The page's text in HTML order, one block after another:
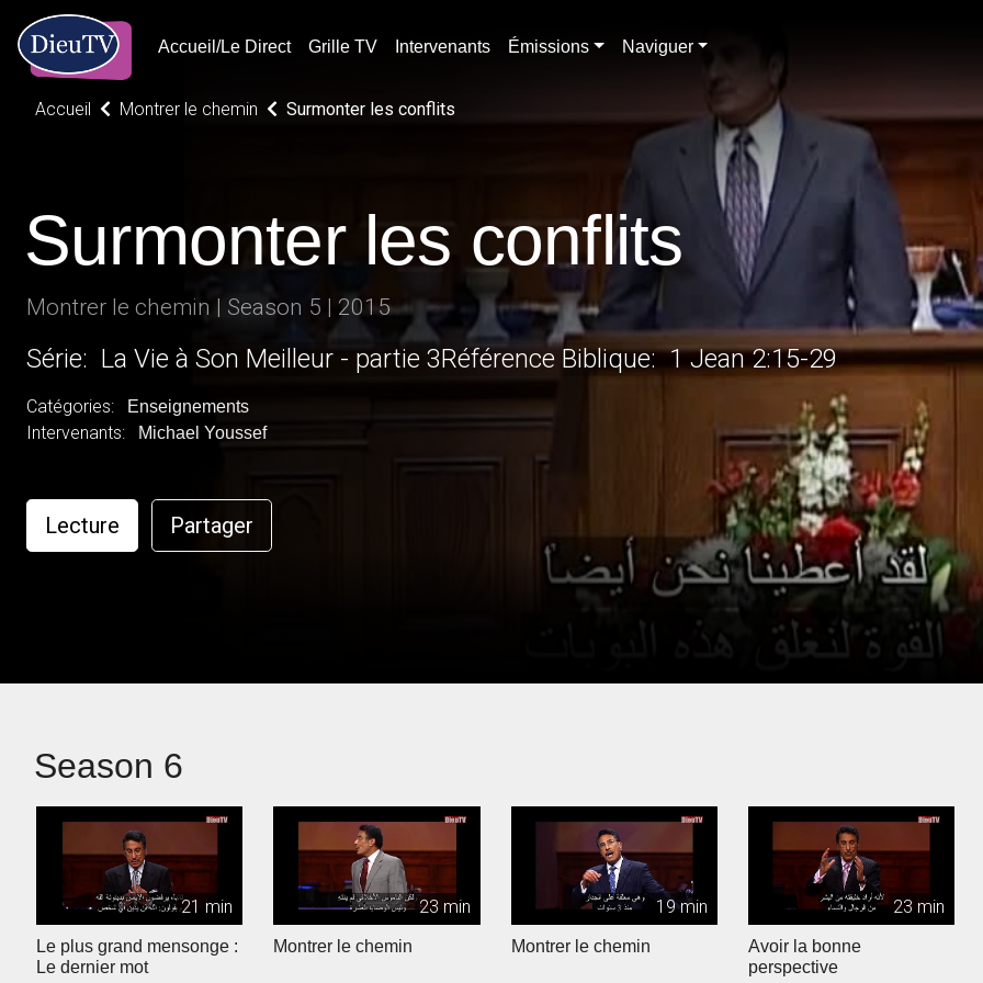
Accueil/Le Direct Grille TV Intervenants Émissions Naviguer
Accueil Montrer le chemin Surmonter les conflits
Surmonter les conflits
Montrer le chemin | Season 5 | 2015
Série: La Vie à Son Meilleur - partie 3Référence Biblique: 1 Jean 2:15-29
Catégories: Enseignements
Intervenants: Michael Youssef
Lecture Partager
Season 6
21 min
Le plus grand mensonge :
Le dernier mot
23 min
Montrer le chemin
19 min
Montrer le chemin
23 min
Avoir la bonne
perspective